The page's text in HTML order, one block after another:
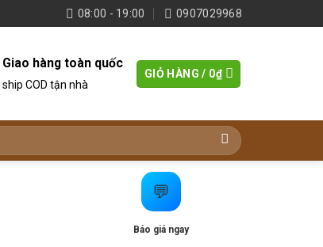
08:00 - 19:00 0907029968
Giao hàng toàn quốc
ship COD tận nhà
GIỎ HÀNG / 0₫
💬
Báo giá ngay